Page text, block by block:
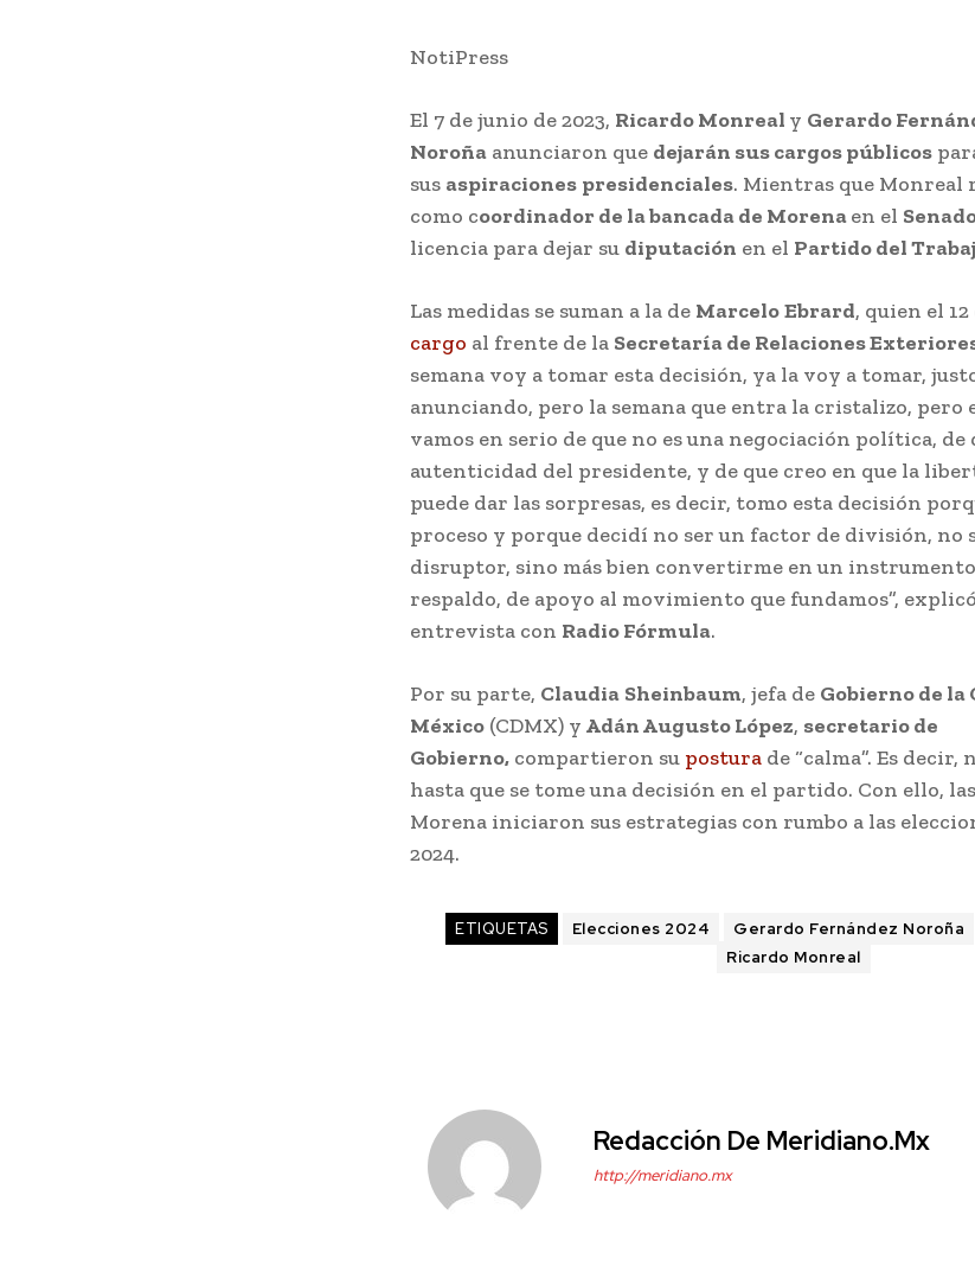
NotiPress
El 7 de junio de 2023, Ricardo Monreal y Gerardo
Noroña anunciaron que dejarán sus cargos públicos
sus aspiraciones presidenciales. Mientras que Monreal
como coordinador de la bancada de Morenaen el
licencia para dejar su diputación en el Partido del
Las medidas se suman a la de MarceloEbrard, quien el
cargo al frente de la Secretaría de Relaciones
semana voy a tomar esta decisión, ya la voy a tomar,
anunciando, pero la semana que entra la cristalizo, pero
vamos en serio de que no es una negociación política, de
autenticidad del presidente, y de que creo en que la
puede dar las sorpresas, es decir, tomo esta decisión
proceso y porque decidí no ser un factor de división, no
disruptor, sino más bien convertirme en un
respaldo, de apoyo al movimiento que fundamos”,
entrevista con Radio Fórmula.
Por su parte, Claudia Sheinbaum, jefa de Gobierno de la
México (CDMX) y Adán Augusto López, secretario de
Gobierno, compartieron su postura de “calma”. Es
hasta que se tome una decisión en el partido. Con ello, las
Morena iniciaron sus estrategias con rumbo a las
2024.
ETIQUETAS Elecciones 2024 Gerardo Fernández Noroña
Ricardo Monreal
Redacción De Meridiano.mx
http://meridiano.mx